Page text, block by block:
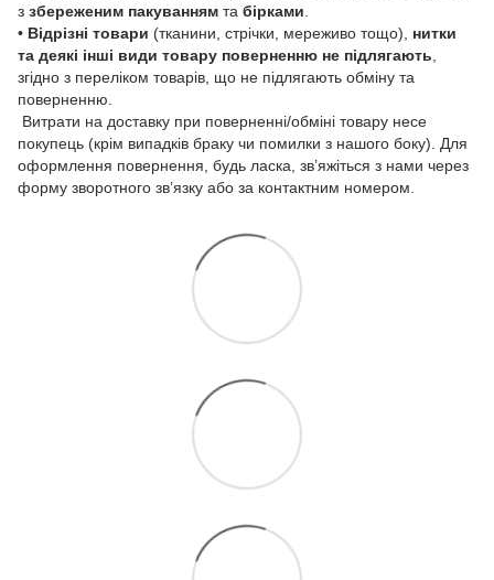
з збереженим пакуванням та бірками
• Відрізні товари (тканини, стрічки, мереживо тощо), нитки
та деякі інші види товару поверненню не підлягають
згідно з переліком товарів, що не підлягають обміну та
поверненню.
Витрати на доставку при поверненні/обміні товару несе
покупець (крім випадків браку чи помилки з нашого боку). Для
оформлення повернення, будь ласка, зв’яжіться з нами через
форму зворотного зв’язку або за контактним номером.